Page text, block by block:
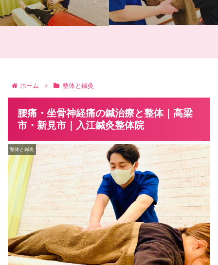
ホーム 整体と鍼灸
腰痛・坐骨神経痛の鍼治療と整体｜高梁
市・新見市｜入江鍼灸整体院
整体と鍼灸